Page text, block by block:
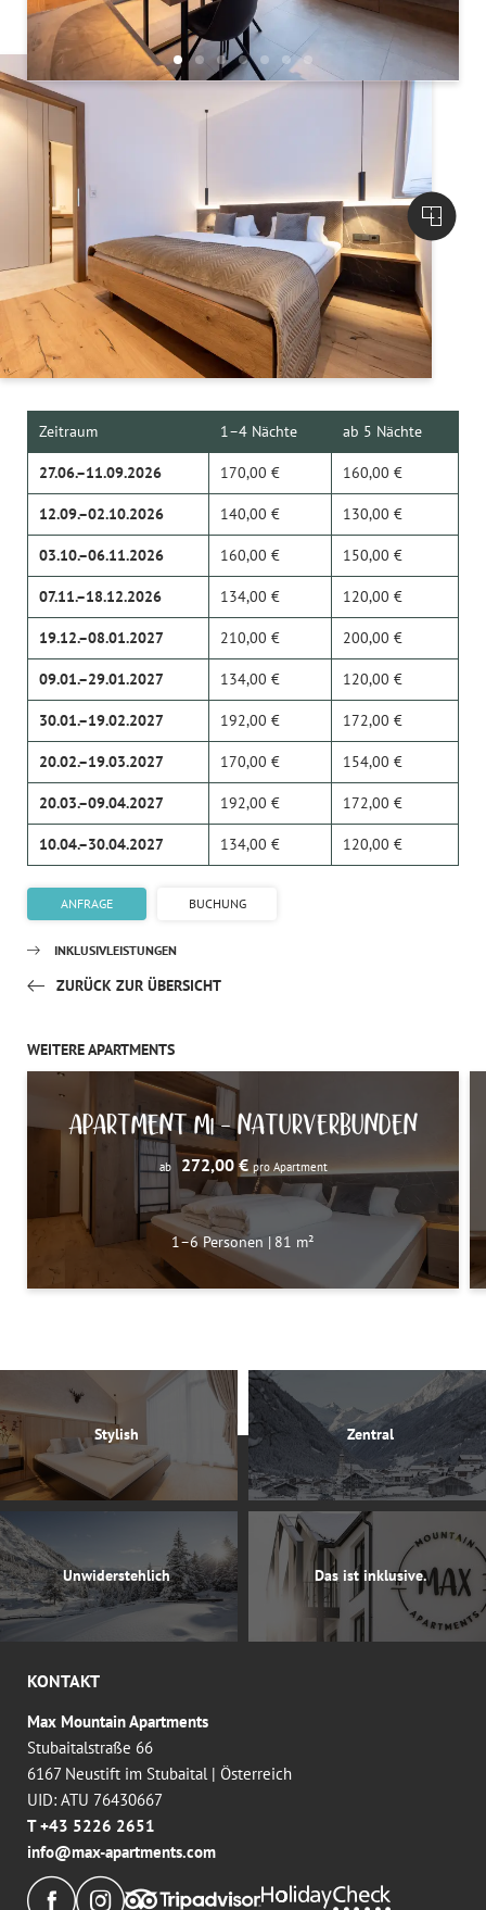
Zeitraum 1–4 Nächte ab 5 Nächte
27.06.–11.09.2026 170,00 € 160,00 €
12.09.–02.10.2026 140,00 € 130,00 €
03.10.–06.11.2026 160,00 € 150,00 €
07.11.–18.12.2026 134,00 € 120,00 €
19.12.–08.01.2027 210,00 € 200,00 €
09.01.–29.01.2027 134,00 € 120,00 €
30.01.–19.02.2027 192,00 € 172,00 €
20.02.–19.03.2027 170,00 € 154,00 €
20.03.–09.04.2027 192,00 € 172,00 €
10.04.–30.04.2027 134,00 € 120,00 €
ANFRAGE BUCHUNG
INKLUSIVLEISTUNGEN
ZURÜCK ZUR ÜBERSICHT
WEITERE APARTMENTS
APARTMENT M1 – NATURVERBUNDEN
ab 272,00 € pro Apartment
1–6 Personen | 81 m²
Stylish Zentral
Unwiderstehlich Das ist inklusive.
KONTAKT
Max Mountain Apartments
Stubaitalstraße 66
6167 Neustift im Stubaital | Österreich
UID: ATU 76430667
T +43 5226 2651
info@max-apartments.com